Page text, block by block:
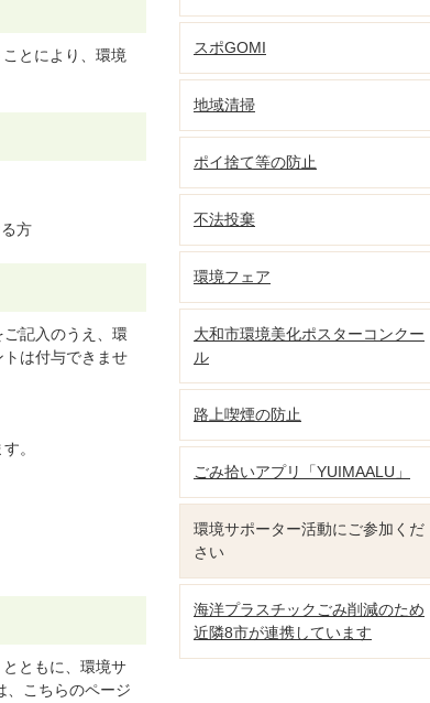
とにより、環境
方
記入のうえ、環
は付与できませ
。
ともに、環境サ
、こちらのページ
スポGOMI
地域清掃
ポイ捨て等の防止
不法投棄
環境フェア
大和市環境美化ポスターコンクー
ル
路上喫煙の防止
ごみ拾いアプリ「YUIMAALU」
環境サポーター活動にご参加くだ
さい
海洋プラスチックごみ削減のため
近隣8市が連携しています